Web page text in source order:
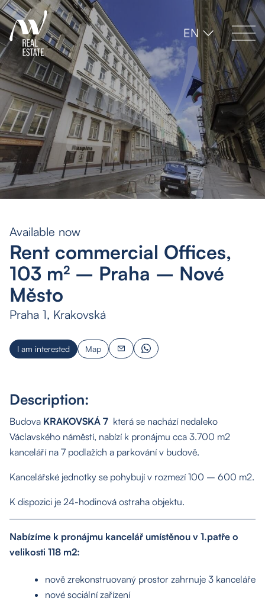
EN
Available now
Rent commercial Offices,
103 m² – Praha – Nové
Město
Praha 1, Krakovská
I am interested Map
Description:
Budova KRAKOVSKÁ 7 která se nachází nedaleko
Václavského náměstí, nabízí k pronájmu cca 3.700 m2
kanceláří na 7 podlažích a parkování v budově.
Kancelářské jednotky se pohybují v rozmezí 100 – 600 m2.
K dispozici je 24-hodinová ostraha objektu.
Nabízíme k pronájmu kancelář umístěnou v 1.patře o
velikosti 118 m2:
nově zrekonstruovaný prostor zahrnuje 3 kanceláře
nové sociální zařízení